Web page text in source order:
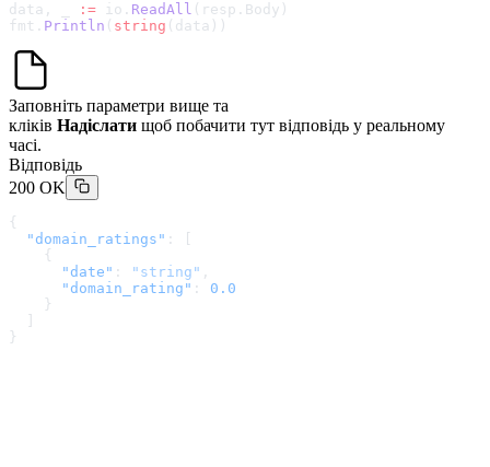
data, _
:= io. ReadAll (resp.Body)
fmt. Println ( string (data))
Заповніть параметри вище та
кліків Надіслати щоб побачити тут відповідь у реальному
часі.
Відповідь
200 OK
{
  "domain_ratings"
: [
    {
      "date"
: "string" ,
      "domain_rating"
: 0.0
    }
}